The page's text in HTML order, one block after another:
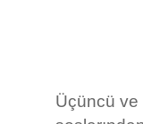
Üçüncü ve